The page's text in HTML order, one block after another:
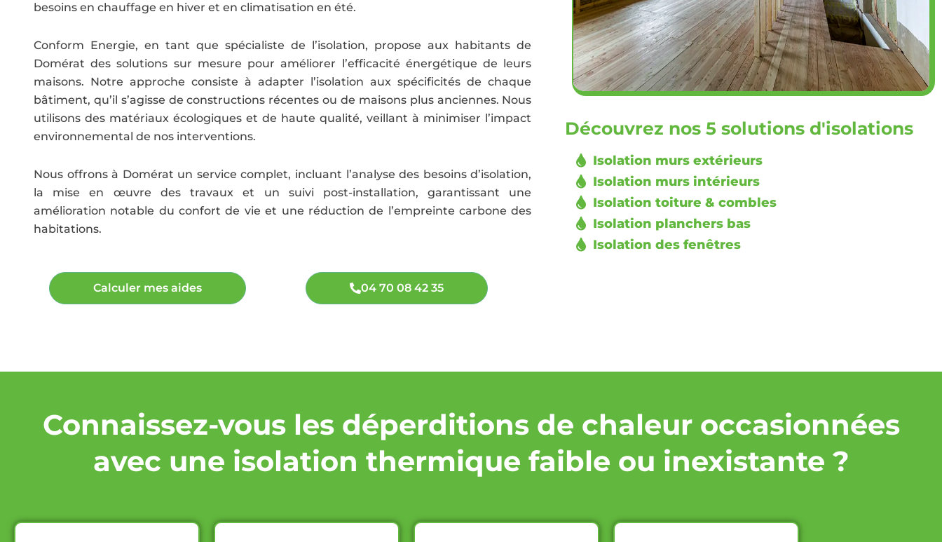
besoins en chauffage en hiver et en climatisation en été.
Conform Energie, en tant que spécialiste de l’isolation, propose aux habitants de
Domérat des solutions sur mesure pour améliorer l’efficacité énergétique de leurs
maisons. Notre approche consiste à adapter l’isolation aux spécificités de chaque
bâtiment, qu’il s’agisse de constructions récentes ou de maisons plus anciennes. Nous
utilisons des matériaux écologiques et de haute qualité, veillant à minimiser l’impact
environnemental de nos interventions.
Nous offrons à Domérat un service complet, incluant l’analyse des besoins d’isolation,
la mise en œuvre des travaux et un suivi post-installation, garantissant une
amélioration notable du confort de vie et une réduction de l’empreinte carbone des
habitations.
Calculer mes aides 04 70 08 42 35
Découvrez nos 5 solutions d'isolations
Isolation murs extérieurs
Isolation murs intérieurs
Isolation toiture & combles
Isolation planchers bas
Isolation des fenêtres
Connaissez-vous les déperditions de chaleur occasionnées
avec une isolation thermique faible ou inexistante ?